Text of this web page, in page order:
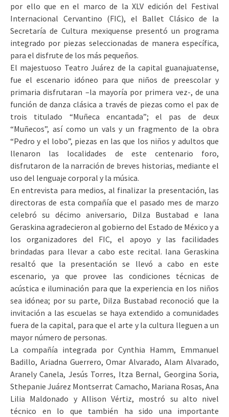
por ello que en el marco de la XLV edición del Festival
Internacional Cervantino (FIC), el Ballet Clásico de la
Secretaría de Cultura mexiquense presentó un programa
integrado por piezas seleccionadas de manera específica,
para el disfrute de los más pequeños.
El majestuoso Teatro Juárez de la capital guanajuatense,
fue el escenario idóneo para que niños de preescolar y
primaria disfrutaran –la mayoría por primera vez-, de una
función de danza clásica a través de piezas como el pax de
trois titulado “Muñeca encantada”; el pas de deux
“Muñecos”, así como un vals y un fragmento de la obra
“Pedro y el lobo”, piezas en las que los niños y adultos que
llenaron las localidades de este centenario foro,
disfrutaron de la narración de breves historias, mediante el
uso del lenguaje corporal y la música.
En entrevista para medios, al finalizar la presentación, las
directoras de esta compañía que el pasado mes de marzo
celebró su décimo aniversario, Dilza Bustabad e Iana
Geraskina agradecieron al gobierno del Estado de México y a
los organizadores del FIC, el apoyo y las facilidades
brindadas para llevar a cabo este recital. Iana Geraskina
resaltó que la presentación se llevó a cabo en este
escenario, ya que provee las condiciones técnicas de
acústica e iluminación para que la experiencia en los niños
sea idónea; por su parte, Dilza Bustabad reconoció que la
invitación a las escuelas se haya extendido a comunidades
fuera de la capital, para que el arte y la cultura lleguen a un
mayor número de personas.
La compañía integrada por Cynthia Hamm, Emmanuel
Badillo, Ariadna Guerrero, Omar Alvarado, Alam Alvarado,
Aranely Canela, Jesús Torres, Itza Bernal, Georgina Soria,
Sthepanie Juárez Montserrat Camacho, Mariana Rosas, Ana
Lilia Maldonado y Allison Vértiz, mostró su alto nivel
técnico en lo que también ha sido una importante